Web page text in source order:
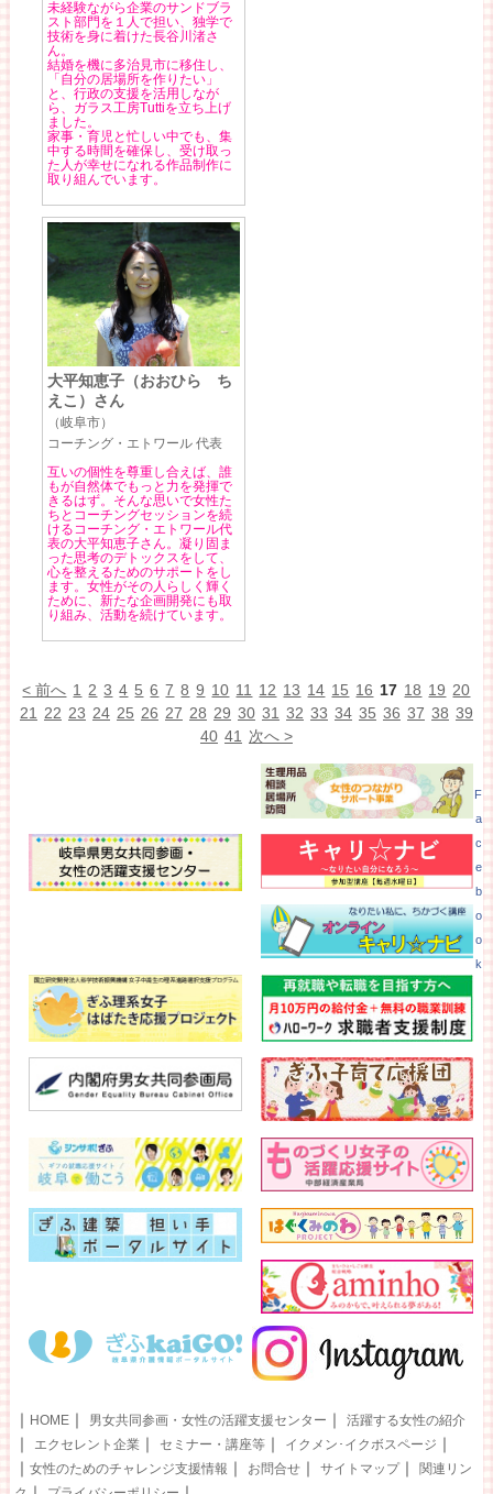
未経験ながら企業のサンドブラ
スト部門を１人で担い、独学で
技術を身に着けた長谷川渚さ
ん。
結婚を機に多治見市に移住し、
「自分の居場所を作りたい」
と、行政の支援を活用しなが
ら、ガラス工房Tuttiを立ち上げ
ました。
家事・育児と忙しい中でも、集
中する時間を確保し、受け取っ
た人が幸せになれる作品制作に
取り組んでいます。
大平知恵子（おおひら ち
えこ）さん
（岐阜市）
コーチング・エトワール 代表
互いの個性を尊重し合えば、誰
もが自然体でもっと力を発揮で
きるはず。そんな思いで女性た
ちとコーチングセッションを続
けるコーチング・エトワール代
表の大平知恵子さん。凝り固ま
った思考のデトックスをして、
心を整えるためのサポートをし
ます。女性がその人らしく輝く
ために、新たな企画開発にも取
り組み、活動を続けています。
< 前へ 1 2 3 4 5 6 7 8 9 10 11 12 13 14 15 16 17 18 19 20
21
22 23 24 25 26 27 28 29 30 31 32 33 34 35 36 37 38 39
40 41 次へ >
F
a
c
e
b
o
o
k
｜ HOME ｜ 男女共同参画・女性の活躍支援センター ｜ 活躍する女性の紹介
｜ エクセレント企業 ｜ セミナー・講座等 ｜ イクメン･イクボスページ ｜
｜女性のためのチャレンジ支援情報 ｜ お問合せ ｜ サイトマップ｜
関連リン